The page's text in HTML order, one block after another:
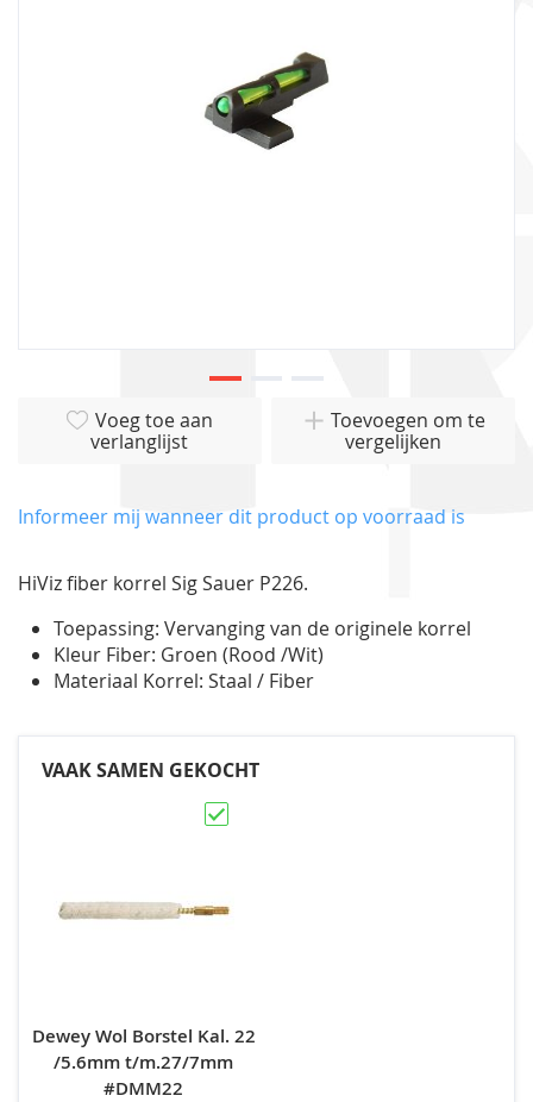
van
gallerij
Voeg toe aan
verlanglijst
Toevoegen om te
vergelijken
Informeer mij wanneer dit product op voorraad is
HiViz fiber korrel Sig Sauer P226.
Toepassing: Vervanging van de originele korrel
Kleur Fiber: Groen (Rood /Wit)
Materiaal Korrel: Staal / Fiber
VAAK SAMEN GEKOCHT
Dewey Wol Borstel Kal. 22
/5.6mm t/m.27/7mm
#DMM22